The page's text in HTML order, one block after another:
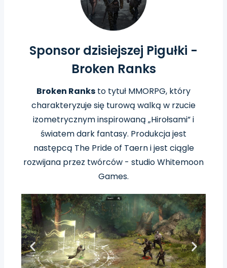
Sponsor dzisiejszej Pigułki -
Broken Ranks
Broken Ranks to tytuł MMORPG, który
charakteryzuje się turową walką w rzucie
izometrycznym inspirowaną „Hirołsami” i
światem dark fantasy. Produkcjajest
następcą The Pride of Taern i jest ciągle
rozwijana przez twórców - studio Whitemoon
Games.